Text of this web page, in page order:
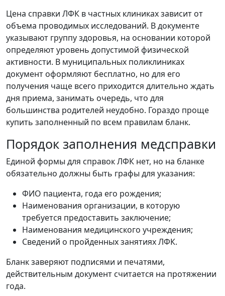
Цена справки ЛФК в частных клиниках зависит от
объема проводимых исследований. В документе
указывают группу здоровья, на основании которой
определяют уровень допустимой физической
активности. В муниципальных поликлиниках
документ оформляют бесплатно, но для его
получения чаще всего приходится длительно ждать
дня приема, занимать очередь, что для
большинства родителей неудобно. Гораздо проще
купить заполненный по всем правилам бланк.
Порядок заполнения медсправки
Единой формы для справок ЛФК нет, но на бланке
обязательно должны быть графы для указания:
ФИО пациента, года его рождения;
Наименования организации, в которую
требуется предоставить заключение;
Наименования медицинского учреждения;
Сведений о пройденных занятиях ЛФК.
Бланк заверяют подписями и печатями,
действительным документ считается на протяжении
года.